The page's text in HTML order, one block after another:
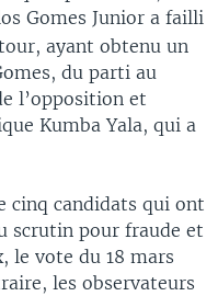
Gomes Junior a failli
ayant obtenu un
du parti au
l’opposition et
Kumba Yala, qui a
cinq candidats qui ont
scrutin pour fraude et
le vote du 18 mars
les observateurs